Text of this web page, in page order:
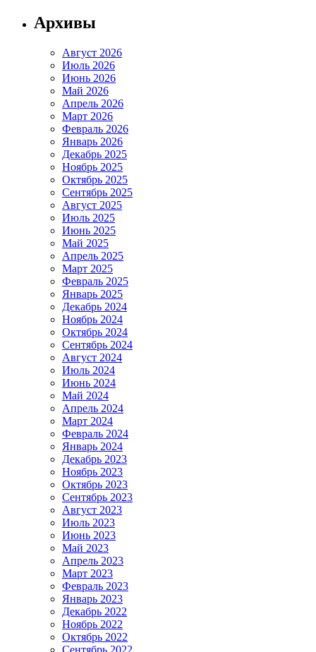
Архивы
Август 2026
Июль 2026
Июнь 2026
Май 2026
Апрель 2026
Март 2026
Февраль 2026
Январь 2026
Декабрь 2025
Ноябрь 2025
Октябрь 2025
Сентябрь 2025
Август 2025
Июль 2025
Июнь 2025
Май 2025
Апрель 2025
Март 2025
Февраль 2025
Январь 2025
Декабрь 2024
Ноябрь 2024
Октябрь 2024
Сентябрь 2024
Август 2024
Июль 2024
Июнь 2024
Май 2024
Апрель 2024
Март 2024
Февраль 2024
Январь 2024
Декабрь 2023
Ноябрь 2023
Октябрь 2023
Сентябрь 2023
Август 2023
Июль 2023
Июнь 2023
Май 2023
Апрель 2023
Март 2023
Февраль 2023
Январь 2023
Декабрь 2022
Ноябрь 2022
Октябрь 2022
Сентябрь 2022